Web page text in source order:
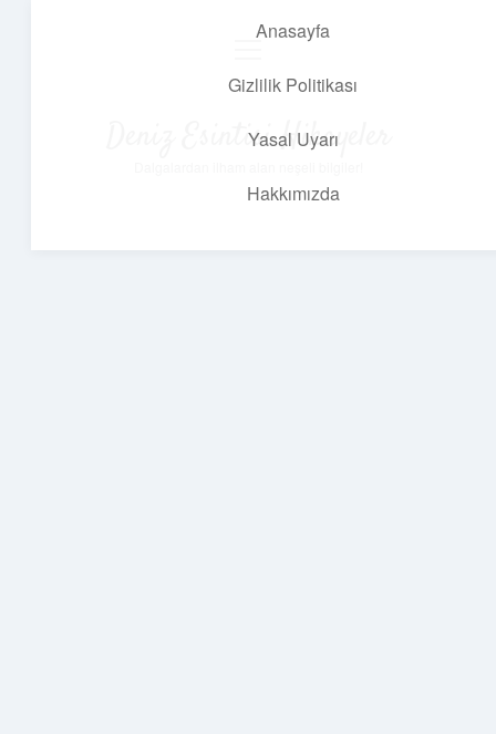
Anasayfa
Gizlilik Politikası
Yasal Uyarı
Hakkımızda
Deniz Esintisi Hikayeler